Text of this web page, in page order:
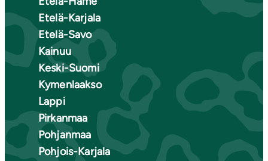
Etelä-Karjala
Etelä-Savo
Kainuu
Keski-Suomi
Kymenlaakso
Lappi
Pirkanmaa
Pohjanmaa
Pohjois-Karjala